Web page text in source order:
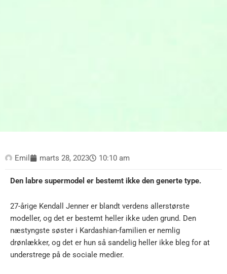
Emil marts 28, 2023 10:10 am
Den labre supermodel er bestemt ikke den generte type.
27-årige Kendall Jenner er blandt verdens allerstørste
modeller, og det er bestemt heller ikke uden grund. Den
næstyngste søster i Kardashian-familien er nemlig
drønlækker, og det er hun så sandelig heller ikke bleg for at
understrege på de sociale medier.